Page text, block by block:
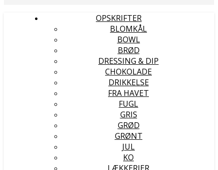
OPSKRIFTER
BLOMKÅL
BOWL
BRØD
DRESSING & DIP
CHOKOLADE
DRIKKELSE
FRA HAVET
FUGL
GRIS
GRØD
GRØNT
JUL
KO